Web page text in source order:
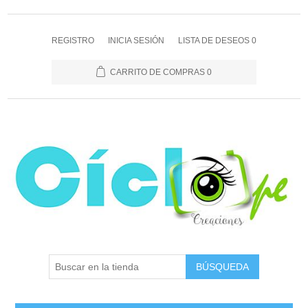
REGISTRO INICIA SESIÓN LISTA DE DESEOS 0
CARRITO DE COMPRAS 0
BÚSQUEDA